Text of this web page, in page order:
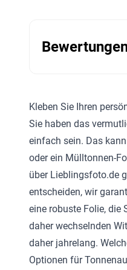
Kleben Sie Ihren
Sie haben das
einfach sein. Das
oder ein Mülltonnen-
über Lieblingsfoto.de
entscheiden, wir
eine robuste Folie, die
daher wechselnden
daher jahrelang.
Optionen für